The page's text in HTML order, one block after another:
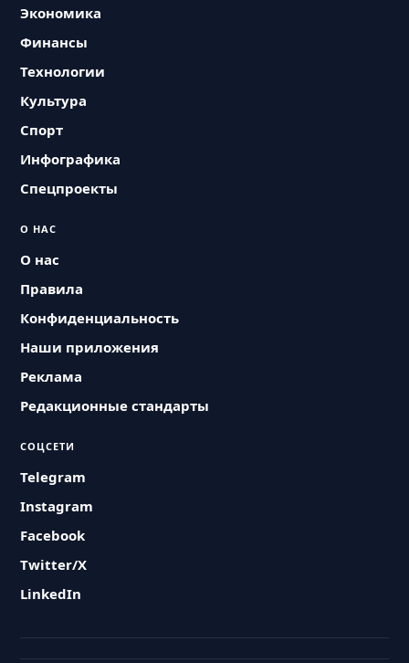
Экономика
Финансы
Технологии
Культура
Спорт
Инфографика
Спецпроекты
О НАС
О нас
Правила
Конфиденциальность
Наши приложения
Реклама
Редакционные стандарты
СОЦСЕТИ
Telegram
Instagram
Facebook
Twitter/X
LinkedIn